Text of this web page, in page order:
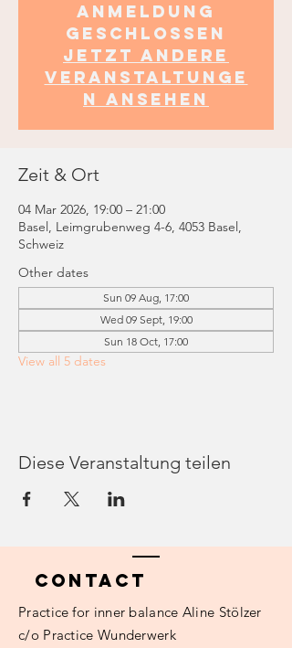
Anmeldung
geschlossen
Jetzt andere
Veranstaltunge
n ansehen
Zeit & Ort
04 Mar 2026, 19:00 – 21:00
Basel, Leimgrubenweg 4-6, 4053 Basel,
Schweiz
Other dates
Sun 09 Aug, 17:00
Wed 09 Sept, 19:00
Sun 18 Oct, 17:00
View all 5 dates
Diese Veranstaltung teilen
Contact
Practice for inner balance Aline Stölzer
c/o Practice Wunderwerk